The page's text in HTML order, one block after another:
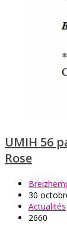
UMIH 56
Rose
30
Actualités
2660